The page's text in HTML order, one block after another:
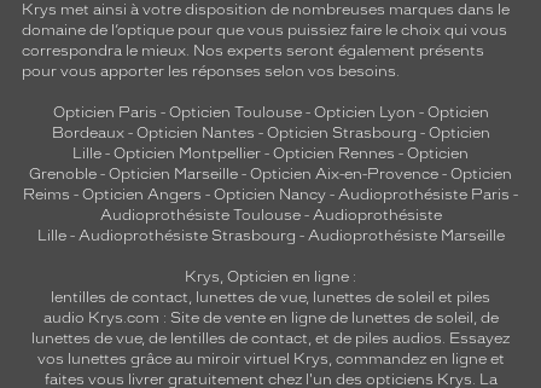
Krys met ainsi à votre disposition de nombreuses marques dans le
domaine de l’optique pour que vous puissiez faire le choix qui vous
correspondra le mieux. Nos experts seront également présents
pour vous apporter les réponses selon vos besoins.
Opticien Paris - Opticien Toulouse- Opticien Lyon - Opticien
Bordeaux- Opticien Nantes - Opticien Strasbourg - Opticien
Lille - Opticien Montpellier - Opticien Rennes - Opticien
Grenoble - Opticien Marseille - Opticien Aix-en-Provence - Opticien
Reims - Opticien Angers - Opticien Nancy - Audioprothésiste Paris -
Audioprothésiste Toulouse- Audioprothésiste
Lille- Audioprothésiste Strasbourg - Audioprothésiste Marseille
Krys, Opticien en ligne :
lentilles de contact, lunettes de vue, lunettes de soleil et piles
audio Krys.com : Site de vente en ligne de lunettes de soleil, de
lunettes de vue, de lentilles de contact, et de piles audios. Essayez
vos lunettes grâce au miroir virtuel Krys, commandez en ligne et
faites vous livrer gratuitement chez l'un des opticiens Krys. La